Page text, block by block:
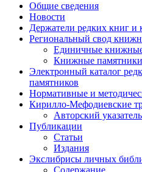
Общие сведения
Новости
Держатели редких книг
Региональный свод
Единичные
Книжные
Электронный каталог
памятников
Нормативные и
Кирилло-Мефодиевские
Авторский указатель
Публикации
Статьи
Издания
Экслибрисы личных